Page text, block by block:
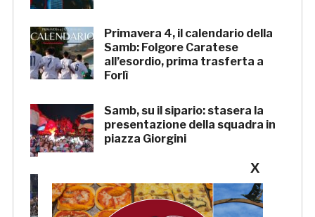
Primavera 4, il calendario della
Samb: Folgore Caratese
all’esordio, prima trasferta a
Forlì
Samb, su il sipario: stasera la
presentazione della squadra in
piazza Giorgini
Pescara-Samb, l’Osservatorio
rimanda la decisione al CASMS:
possibile divieto
X